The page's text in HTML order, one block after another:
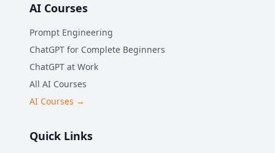
AI Courses
Prompt Engineering
ChatGPT for Complete Beginners
ChatGPT at Work
All AI Courses
AI Courses →
Quick Links